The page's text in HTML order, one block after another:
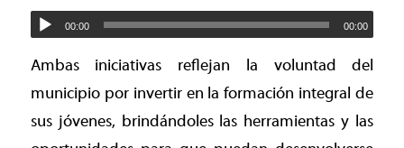
00:00 00:00
Ambas iniciativas reflejan la voluntad del
municipio por invertir en la formación integral de
sus jóvenes, brindándoles las herramientas y las